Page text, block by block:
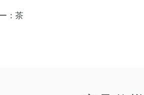
：茶